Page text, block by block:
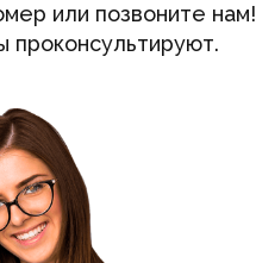
или позвоните нам!